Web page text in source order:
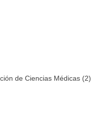
de Ciencias Médicas (2)